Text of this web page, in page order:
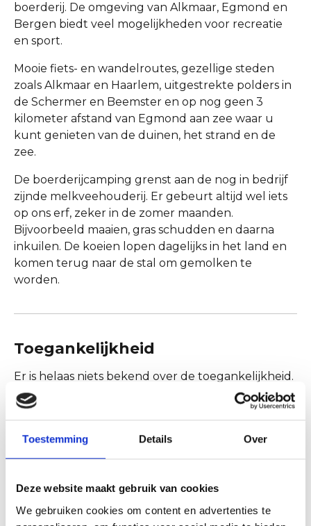
Toestemming Details Over
Deze website maakt gebruik van cookies
We gebruiken cookies om content en advertenties te
boerderij. De omgeving van Alkmaar, Egmond en
Bergen biedt veel mogelijkheden voor recreatie
en sport.
Mooie fiets- en wandelroutes, gezellige steden
zoals Alkmaar en Haarlem, uitgestrekte polders in
de Schermer en Beemster en op nog geen 3
kilometer afstand van Egmond aan zee waar u
kunt genieten van de duinen, het strand en de
zee.
De boerderijcamping grenst aan de nog in bedrijf
zijnde melkveehouderij. Er gebeurt altijd wel iets
op ons erf, zeker in de zomer maanden.
Bijvoorbeeld maaien, gras schudden en daarna
inkuilen. De koeien lopen dagelijks in het land en
komen terug naar de stal om gemolken te
worden.
Toegankelijkheid
Er is helaas niets bekend over de toegankelijkheid.
Contact
Boerderijcamping De Tuintjes
Hoeverweg 3-C
Plan jouw route